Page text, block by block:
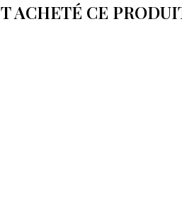
ACHETÉ CE